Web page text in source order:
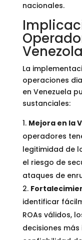
nacionales.
La
operaciones
en Venezuela
sustanciales:
Mejora en la
operadores
legitimidad de
el riesgo de
ataques de
identificar
ROAs válidos,
decisiones